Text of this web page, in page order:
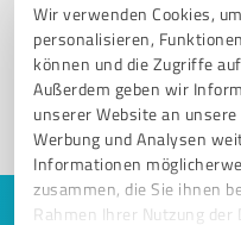
Wir verwenden Cookies,
personalisieren,
können und die Zugriffe
Außerdem geben wir
unserer Website an
Werbung und Analysen
Informationen
zusammen, die Sie ihnen
Rahmen Ihrer Nutzung der
Kunden empfohlener